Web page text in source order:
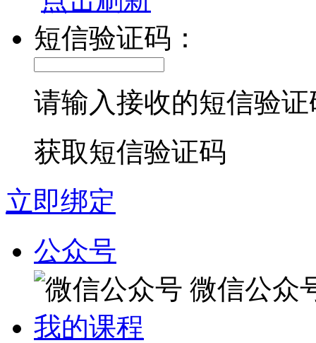
短信验证码：
请输入接收的短信验证
获取短信验证码
立即绑定
公众号
微信公众
我的课程